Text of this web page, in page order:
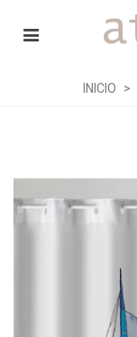
INICIO >